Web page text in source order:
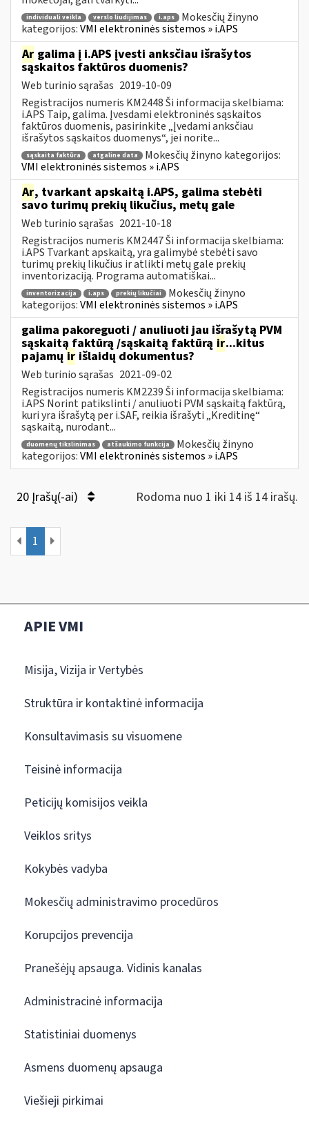
individuali veikla verslo liudijimas i.aps
Mokesčių žinyno
kategorijos:VMI elektroninės sistemos » i.APS
Ar galima į i.APS įvesti anksčiau išrašytos
sąskaitos faktūros duomenis?
Web turinio sąrašas 2019-10-09
Registracijos numeris KM2448 Ši informacija skelbiama:
i.APS Taip, galima. Įvesdami elektroninės sąskaitos
faktūros duomenis, pasirinkite „Įvedami anksčiau
išrašytos sąskaitos duomenys“, jei norite...
sąskaita faktūra atgaline data
Mokesčių žinyno kategorijos:
VMI elektroninės sistemos » i.APS
Ar, tvarkant apskaitą i.APS, galima stebėti
savo turimų prekių likučius, metų gale
Web turinio sąrašas 2021-10-18
Registracijos numeris KM2447 Ši informacija skelbiama:
i.APS Tvarkant apskaitą, yra galimybė stebėti savo
turimų prekių likučius ir atlikti metų gale prekių
inventorizaciją. Programa automatiškai...
inventorizacija i.aps prekių likučiai
Mokesčių žinyno
kategorijos:VMI elektroninės sistemos » i.APS
galima pakoreguoti / anuliuoti jau išrašytą PVM
sąskaitą faktūrą /sąskaitą faktūrą ir...kitus
pajamų ir išlaidų dokumentus?
Web turinio sąrašas 2021-09-02
Registracijos numeris KM2239 Ši informacija skelbiama:
i.APS Norint patikslinti / anuliuoti PVM sąskaitą faktūrą,
kuri yra išrašytą per i.SAF, reikia išrašyti „Kreditinę“
sąskaitą, nurodant...
duomenų tikslinimas atšaukimo funkcija
Mokesčių žinyno
kategorijos:VMI elektroninės sistemos » i.APS
20 Įrašų(-ai) Rodoma nuo 1 iki 14 iš 14 irašų.
1
APIE VMI
Misija, Vizija ir Vertybės
Struktūra ir kontaktinė informacija
Konsultavimasis su visuomene
Teisinė informacija
Peticijų komisijos veikla
Veiklos sritys
Kokybės vadyba
Mokesčių administravimo procedūros
Korupcijos prevencija
Pranešėjų apsauga. Vidinis kanalas
Administracinė informacija
Statistiniai duomenys
Asmens duomenų apsauga
Viešieji pirkimai